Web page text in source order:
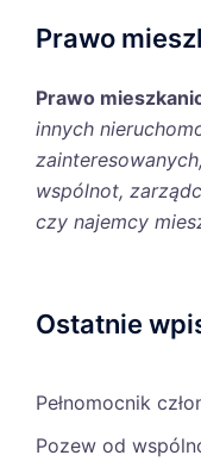
Prawo
Prawo
innych
wspólnot,
czy najemcy
Ostatnie
Pełnomocnik
Pozew od